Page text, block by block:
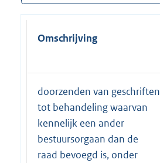
Omschrijving
doorzenden van geschriften
tot behandeling waarvan
kennelijk een ander
bestuursorgaan dan de
raad bevoegd is, onder